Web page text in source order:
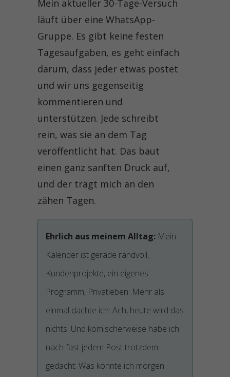
Mein aktueller 30-Tage-Versuch
läuft über eine WhatsApp-
Gruppe. Es gibt keine festen
Tagesaufgaben, es geht einfach
darum, dass jeder etwas postet
und wir uns gegenseitig
kommentieren und
unterstützen. Jede schreibt
rein, was sie an dem Tag
veröffentlicht hat. Das baut
einen ganz sanften Druck auf,
und der trägt mich an den
zähen Tagen.
Ehrlich aus meinem Alltag: Mein
Kalender ist gerade randvoll,
Kundenprojekte, ein eigenes
Programm, Privatleben. Mehr als
einmal dachte ich: Ach, heute wird das
nichts. Und komischerweise habe ich
nach fast jedem Post trotzdem
gedacht: Was könnte ich morgen